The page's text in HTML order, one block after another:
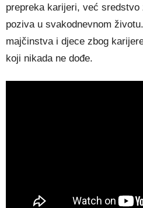
prepreka karijeri, već
poziva u svakodnevnom
majčinstva i djece zbog
koji nikada ne dođe.